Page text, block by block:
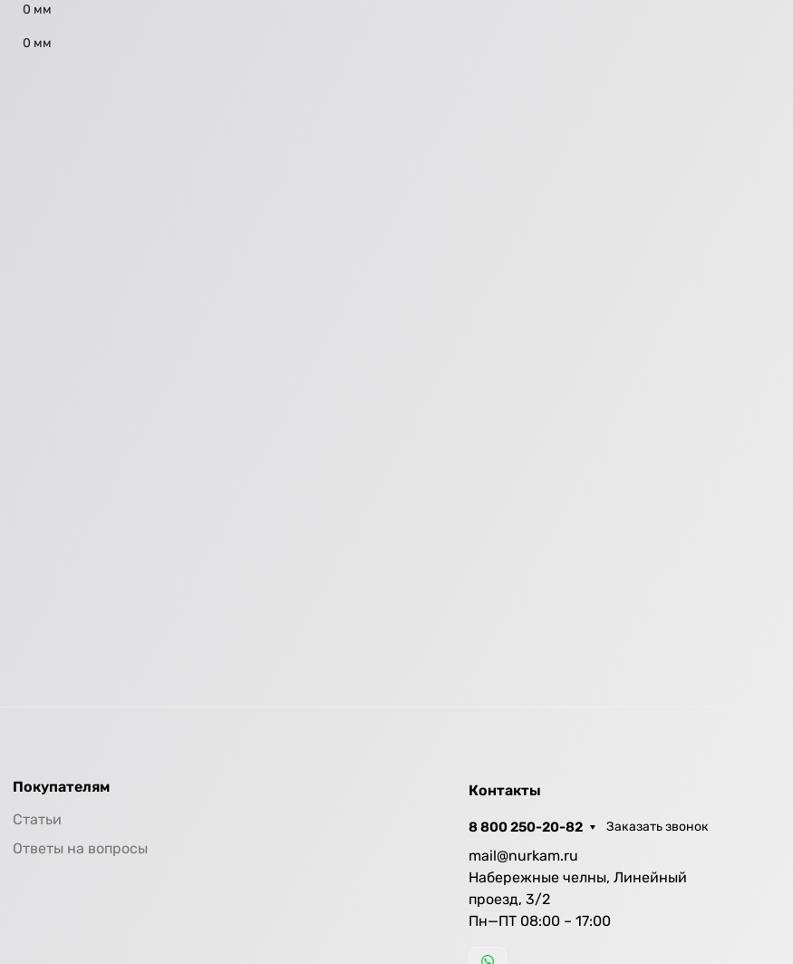
0 мм
0 мм
Покупателям
Статьи
Ответы на вопросы
Контакты
8 800 250-20-82 Заказать звонок
mail@nurkam.ru
Набережные челны, Линейный
проезд, 3/2
Пн—ПТ 08:00 – 17:00